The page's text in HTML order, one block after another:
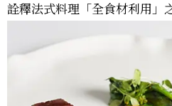
詮釋法式料理「全食材利用」